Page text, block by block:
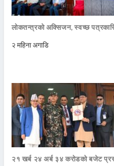
लोकतन्त्रको अक्सिजन, स्वच्छ
२ महिना अगाडि
२१ खर्ब २४ अर्ब ३४ करोडको बजेट